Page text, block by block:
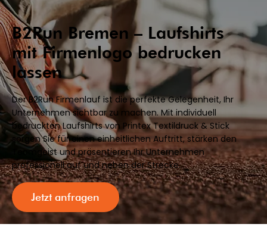
B2Run Bremen – Laufshirts
mit Firmenlogo bedrucken
lassen
Der B2Run Firmenlauf ist die perfekte Gelegenheit, Ihr
Unternehmen sichtbar zu machen. Mit individuell
bedruckten Laufshirts von Printex Textildruck & Stick
sorgen Sie für einen einheitlichen Auftritt, stärken den
Teamgeist und präsentieren Ihr Unternehmen
professionell auf und neben der Strecke.
Jetzt anfragen